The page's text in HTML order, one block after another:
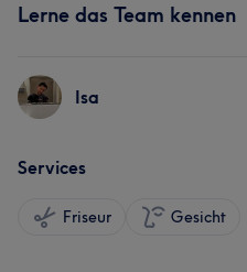
Lerne das Team kennen
Isa
Services
Friseur Gesicht